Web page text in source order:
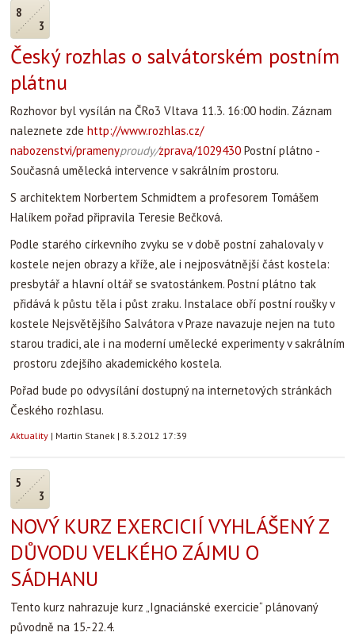
8
3
Český rozhlas o salvátorském postním
plátnu
Rozhovor byl vysílán na ČRo3 Vltava 11.3. 16:00 hodin. Záznam
naleznete zde http://www.rozhlas.cz/
nabozenstvi/pramenyproudy/zprava/1029430 Postní plátno -
Současná umělecká intervence v sakrálním prostoru.
S architektem Norbertem Schmidtem a profesorem Tomášem
Halíkem pořad připravila Teresie Bečková.
Podle starého církevního zvyku se v době postní zahalovaly v
kostele nejen obrazy a kříže, ale i nejposvátnější část kostela:
presbytář a hlavní oltář se svatostánkem. Postní plátno tak
přidává k půstu těla i půst zraku. Instalace obří postní roušky v
kostele Nejsvětějšího Salvátora v Praze navazuje nejen na tuto
starou tradici, ale i na moderní umělecké experimenty v sakrálním
prostoru zdejšího akademického kostela.
Pořad bude po odvysílání dostupný na internetových stránkách
Českého rozhlasu.
Aktuality | Martin Stanek | 8.3.2012 17:39
5
3
NOVÝ KURZ EXERCICIÍ VYHLÁŠENÝ Z
DŮVODU VELKÉHO ZÁJMU O
SÁDHANU
Tento kurz nahrazuje kurz „Ignaciánské exercicie“ plánovaný
původně na 15.-22.4.